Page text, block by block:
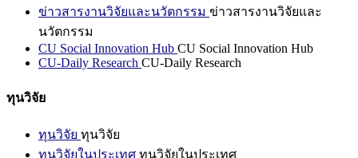
ข่าวสารงานวิจัยและนวัตกรรม ข่าวสารงานวิจัยและ
นวัตกรรม
CU Social Innovation Hub CU Social Innovation Hub
CU-Daily Research CU-Daily Research
ทุนวิจัย
ทุนวิจัย ทุนวิจัย
ทุนวิจัยในประเทศ ทุนวิจัยในประเทศ